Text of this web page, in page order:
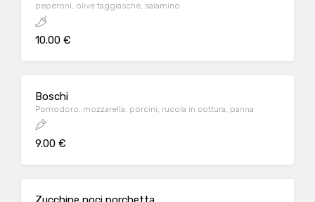
peperoni, olive taggiasche, salamino
10.00 €
Boschi
Pomodoro, mozzarella, porcini, rucola in cottura, panna
9.00 €